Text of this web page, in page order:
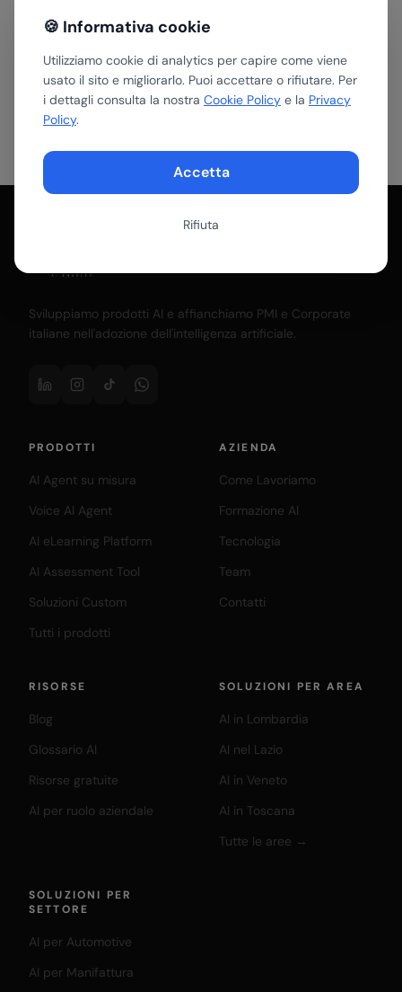
🍪 Informativa cookie
Utilizziamo cookie di analytics per capire come viene
usato il sito e migliorarlo. Puoi accettare o rifiutare. Per
i dettagli consulta la nostra Cookie Policy e la Privacy
Policy.
Accetta
Rifiuta
Invia messaggio →
Inviando accetti la nostra Privacy Policy. Non ti mandiamo
spam.
Sviluppiamo prodotti AI e affianchiamo PMI e Corporate
italiane nell'adozione dell'intelligenza artificiale.
PRODOTTI
AI Agent su misura
Voice AI Agent
AI eLearning Platform
AI Assessment Tool
Soluzioni Custom
Tutti i prodotti
AZIENDA
Come Lavoriamo
Formazione AI
Tecnologia
Team
Contatti
RISORSE
Blog
Glossario AI
Risorse gratuite
AI per ruolo aziendale
SOLUZIONI PER AREA
AI in Lombardia
AI nel Lazio
AI in Veneto
AI in Toscana
Tutte le aree →
SOLUZIONI PER
SETTORE
AI per Automotive
AI per Manifattura